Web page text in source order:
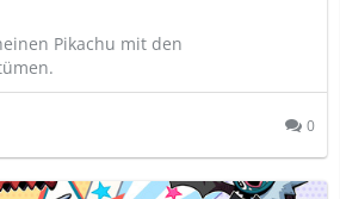
Pikachu mit den
0